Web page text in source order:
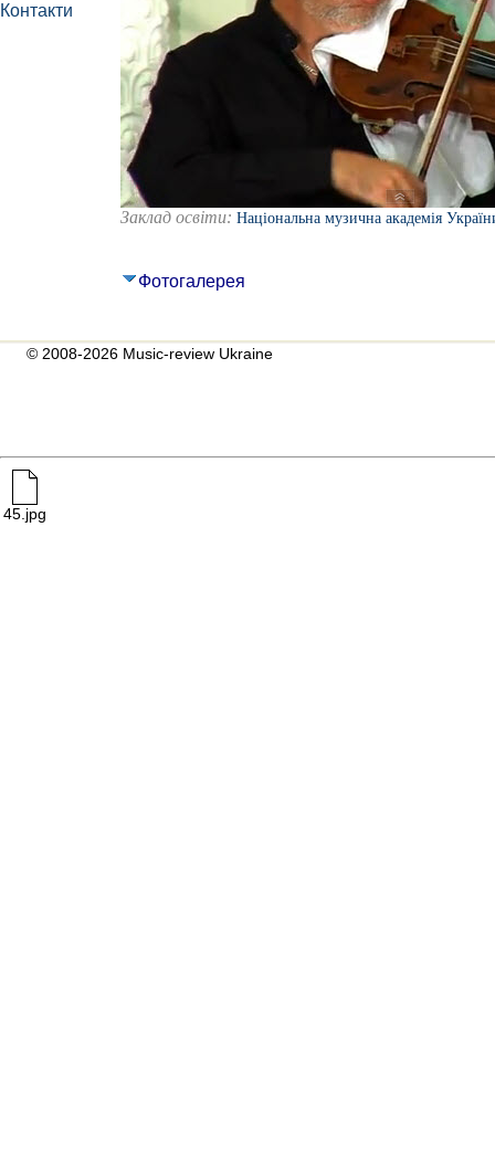
Контакти
Заклад освіти: Національна музична академія
Фотогалерея
© 2008-2026 Music-review Ukraine
45.jpg